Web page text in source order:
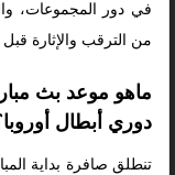
من الترقب والإثارة قبل
ماهو موعد بث
دوري أبطال